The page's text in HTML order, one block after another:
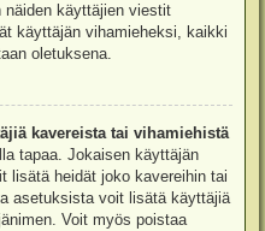
näiden käyttäjien viestit
käyttäjän vihamieheksi, kaikki
oletuksena.
kavereista tai vihamiehistä
tapaa. Jokaisen käyttäjän
lisätä heidät joko kavereihin tai
asetuksista voit lisätä käyttäjiä
Voit myös poistaa